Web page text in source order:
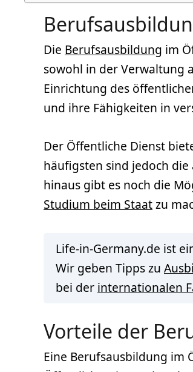
Die Berufsausbildung im
sowohl in der Verwaltung
Einrichtung des
und ihre Fähigkeiten in
Der Öffentliche Dienst
häufigsten sind jedoch
hinaus gibt es noch die
Studium beim Staatzu
Life-in-Germany.de ist
Wir geben Tipps zu
bei der internationalen
Vorteile der
Eine Berufsausbildung im